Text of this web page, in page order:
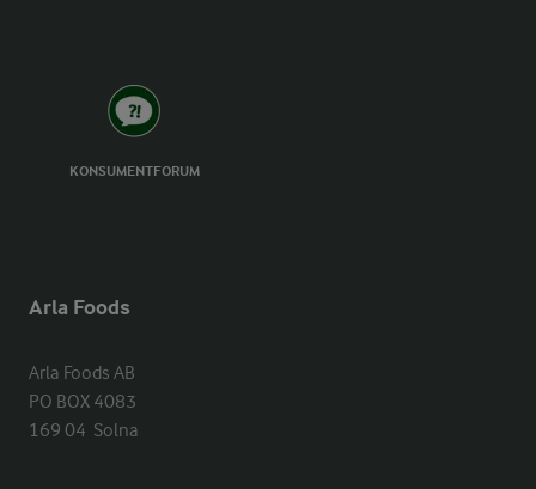
KONSUMENTFORUM
Arla Foods
Arla Foods AB
PO BOX 4083
169 04  Solna